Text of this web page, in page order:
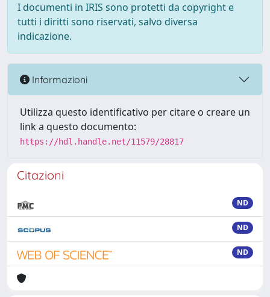
I documenti in IRIS sono protetti da copyright e
tutti i diritti sono riservati, salvo diversa
indicazione.
Informazioni
Utilizza questo identificativo per citare o creare un
link a questo documento:
https://hdl.handle.net/11579/28817
Citazioni
ND
ND
ND